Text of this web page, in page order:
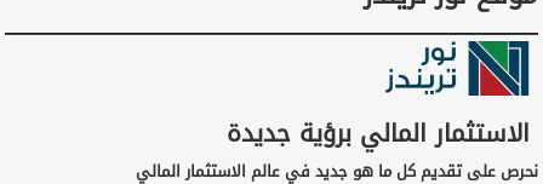
الاستثمار المالي برؤية جديدة
نحرص على تقديم كل ما هو جديد في عالم الاستثمار المالي